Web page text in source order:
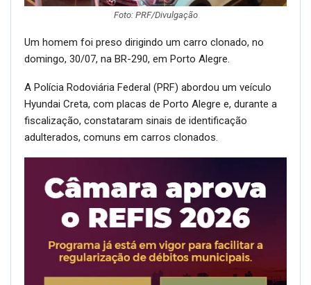
Foto: PRF/Divulgação
Um homem foi preso dirigindo um carro clonado, no
domingo, 30/07, na BR-290, em Porto Alegre.
A Polícia Rodoviária Federal (PRF) abordou um veículo
Hyundai Creta, com placas de Porto Alegre e, durante a
fiscalização, constataram sinais de identificação
adulterados, comuns em carros clonados.